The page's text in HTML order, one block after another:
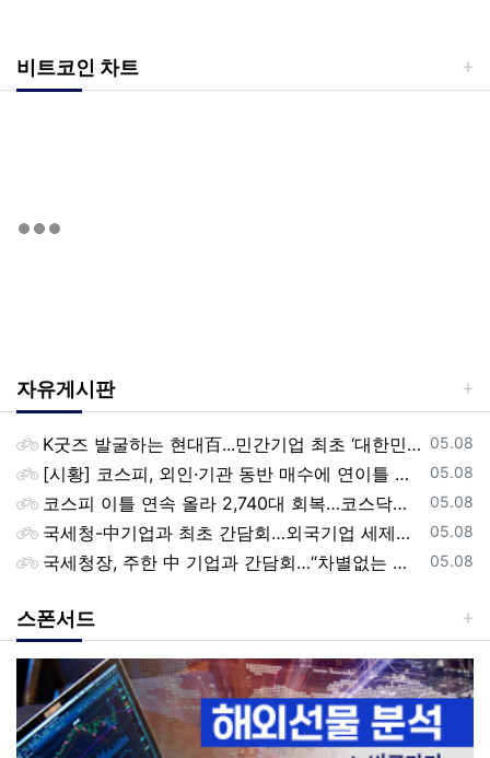
비트코인 차트
자유게시판
등록일
05.08
K굿즈 발굴하는 현대百...민간기업 최초 ‘대한민국 관광공모전’ 후원
등록일
05.08
[시황] 코스피, 외인·기관 동반 매수에 연이틀 상승…2745.05 마감
등록일
05.08
코스피 이틀 연속 올라 2,740대 회복…코스닥은 강보합(종합)
등록일
05.08
국세청-中기업과 최초 간담회…외국기업 세제혜택 등 논의
등록일
05.08
국세청장, 주한 中 기업과 간담회…“차별없는 공정과세 약속”
스폰서드